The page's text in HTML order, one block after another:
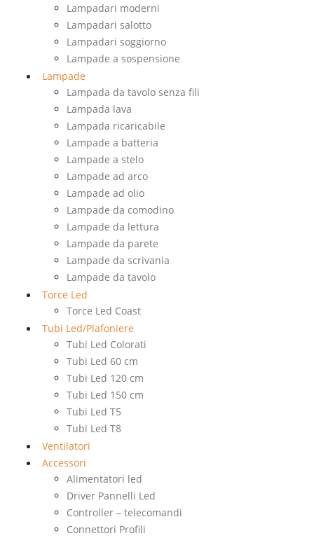
Lampadari moderni
Lampadari salotto
Lampadari soggiorno
Lampade a sospensione
Lampade
Lampada da tavolo senza fili
Lampada lava
Lampada ricaricabile
Lampade a batteria
Lampade a stelo
Lampade ad arco
Lampade ad olio
Lampade da comodino
Lampade da lettura
Lampade da parete
Lampade da scrivania
Lampade da tavolo
Torce Led
Torce Led Coast
Tubi Led/Plafoniere
Tubi Led Colorati
Tubi Led 60 cm
Tubi Led 120 cm
Tubi Led 150 cm
Tubi Led T5
Tubi Led T8
Ventilatori
Accessori
Alimentatori led
Driver Pannelli Led
Controller – telecomandi
Connettori Profili